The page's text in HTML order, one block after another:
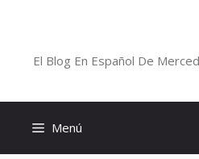
El Blog En Español De
Menú